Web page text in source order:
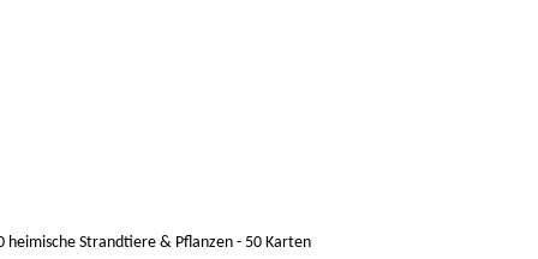
heimische Strandtiere & Pflanzen - 50 Karten